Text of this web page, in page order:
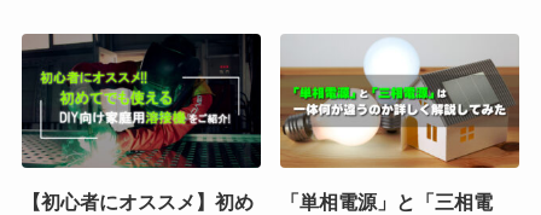
【初心者にオススメ】初め
「単相電源」と「三相電